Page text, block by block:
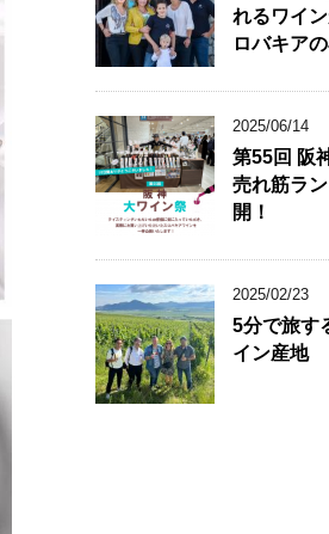
れるワイ
ロバキア
2025/06/14
第55回 阪
売れ筋ラ
開！
2025/02/23
5分で旅す
イン産地